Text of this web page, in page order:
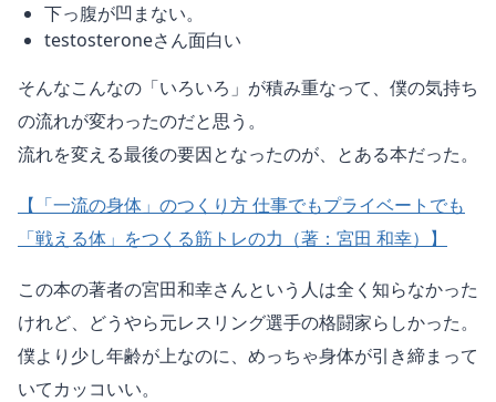
下っ腹が凹まない。
testosteroneさん面白い
そんなこんなの「いろいろ」が積み重なって、僕の気持ち
の流れが変わったのだと思う。
流れを変える最後の要因となったのが、とある本だった。
【「一流の身体」のつくり方 仕事でもプライベートでも
「戦える体」をつくる筋トレの力（著：宮田 和幸）】
この本の著者の宮田和幸さんという人は全く知らなかった
けれど、どうやら元レスリング選手の格闘家らしかった。
僕より少し年齢が上なのに、めっちゃ身体が引き締まって
いてカッコいい。